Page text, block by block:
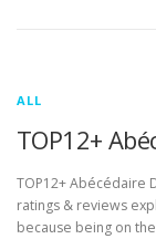
ALL
TOP12+
TOP12+ Abécédaire
ratings & reviews
because being on